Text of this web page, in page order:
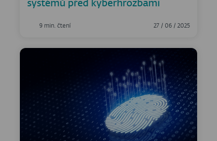
systémů před kyberhrozbami
9 min. čtení 27 / 06 / 2025